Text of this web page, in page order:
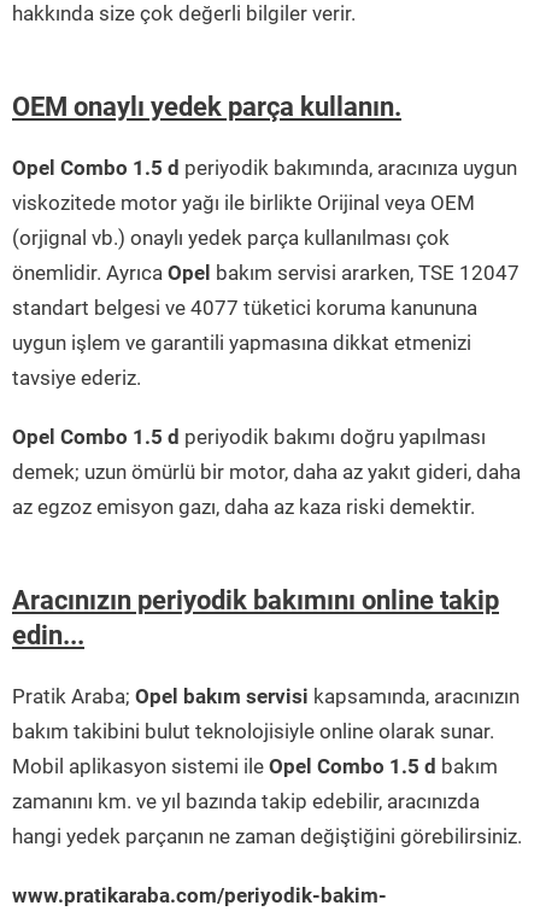
hakkında size çok değerli bilgiler verir.
OEM onaylı yedek parça kullanın.
Opel Combo 1.5 d periyodik bakımında, aracınıza uygun
viskozitede motor yağı ile birlikte Orijinal veya OEM
(orjignal vb.) onaylı yedek parça kullanılması çok
önemlidir. Ayrıca Opel bakım servisi ararken, TSE 12047
standart belgesi ve 4077 tüketici koruma kanununa
uygun işlem ve garantili yapmasına dikkat etmenizi
tavsiye ederiz.
Opel Combo 1.5 d periyodik bakımı doğru yapılması
demek; uzun ömürlü bir motor, daha az yakıt gideri, daha
az egzoz emisyon gazı, daha az kaza riski demektir.
Aracınızın periyodik bakımını online takip
edin...
Pratik Araba; Opel bakım servisi kapsamında, aracınızın
bakım takibini bulut teknolojisiyle online olarak sunar.
Mobil aplikasyon sistemi ile Opel Combo 1.5 d bakım
zamanını km. ve yıl bazında takip edebilir, aracınızda
hangi yedek parçanın ne zaman değiştiğini görebilirsiniz.
www.pratikaraba.com/periyodik-bakim-